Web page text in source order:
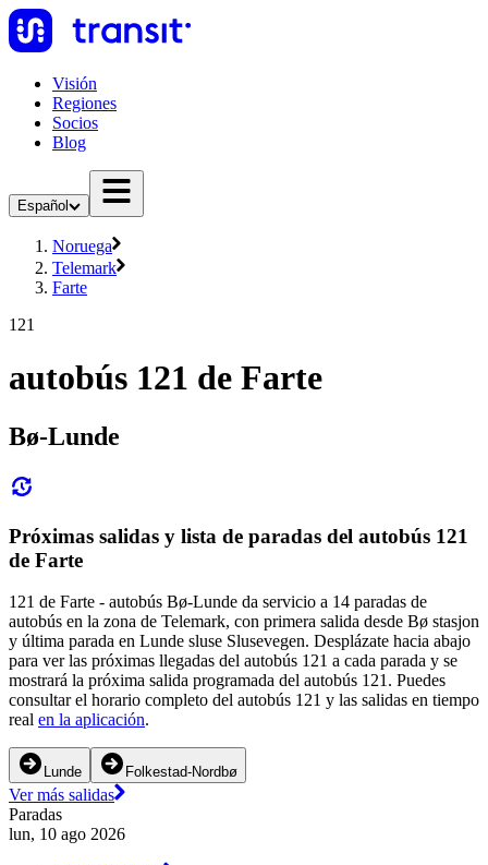
Visión
Regiones
Socios
Blog
Español
Noruega
Telemark
Farte
121
autobús 121 de Farte
Bø-Lunde
Próximas salidas y lista de paradas del autobús 121
de Farte
121 de Farte - autobús Bø-Lunde da servicio a 14 paradas de
autobús en la zona de Telemark, con primera salida desde Bø stasjon
y última parada en Lunde sluse Slusevegen. Desplázate hacia abajo
para ver las próximas llegadas del autobús 121 a cada parada y se
mostrará la próxima salida programada del autobús 121. Puedes
consultar el horario completo del autobús 121 y las salidas en tiempo
real en la aplicación.
Lunde Folkestad-Nordbø
Ver más salidas
Paradas
lun, 10 ago 2026